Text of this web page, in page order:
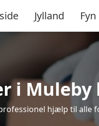
Jylland Fyn
i Muleby
hjælp til alle